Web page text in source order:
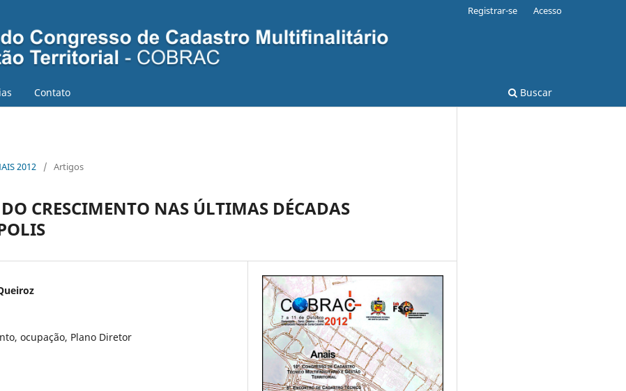
Contato Buscar
Registrar-se Acesso
2012 / Artigos
CRESCIMENTO NAS ÚLTIMAS DÉCADAS
ocupação, Plano Diretor